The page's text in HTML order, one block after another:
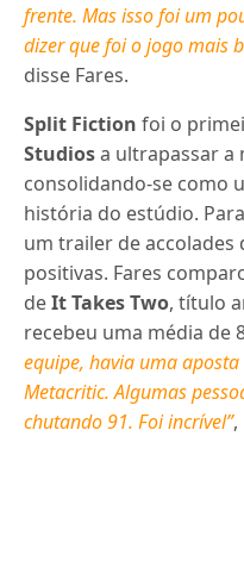
frente. Mas isso foi um
dizer que foi o jogo mais
disse Fares.
Split Fiction foi o
Studiosa ultrapassar a
consolidando-se como
história do estúdio.
um trailer de accolades
positivas. Fares
deIt Takes Two, título
recebeu uma média de
equipe, havia uma
Metacritic. Algumas
chutando 91. Foi incrível”,